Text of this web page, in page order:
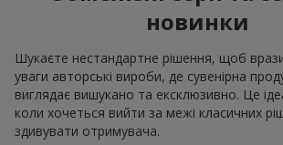
новинки
Шукаєте нестандартне рішення, щоб
уваги авторські вироби, де сувенірна
виглядає вишукано та ексклюзивно. Це
коли хочеться вийти за межі класичних
здивувати отримувача.